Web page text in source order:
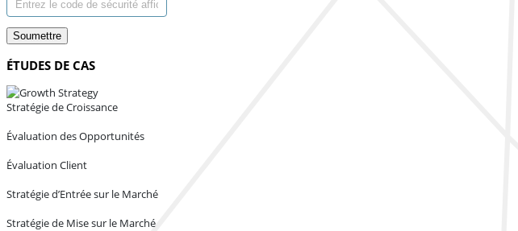
Soumettre
ÉTUDES DE CAS
Stratégie de Croissance
Évaluation des Opportunités
Évaluation Client
Stratégie d’Entrée sur le Marché
Stratégie de Mise sur le Marché